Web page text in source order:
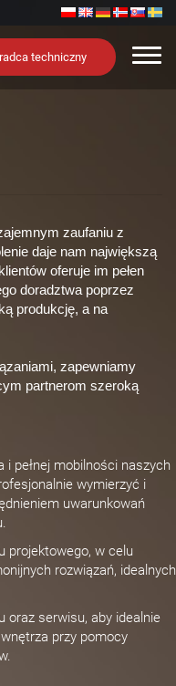
techniczny
zaufaniu z
daje nam największą
oferuje im pełen
doradztwa poprzez
produkcję, a na
zapewniamy
partnerom szeroką
i pełnej mobilności naszych
wymierzyć i
uwarunkowań
projektowego, w celu
rozwiązań, idealnych
oraz serwisu, aby idealnie
przy pomocy